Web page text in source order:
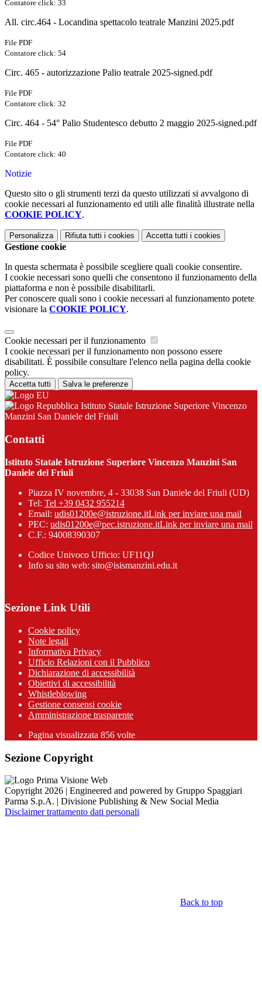
Contatore click: 33
All. circ.464 - Locandina spettacolo teatrale Manzini 2025.pdf
File PDF
Contatore click: 54
Circ. 465 - autorizzazione Palio teatrale 2025-signed.pdf
File PDF
Contatore click: 32
Circ. 464 - 54° Palio Studentesco debutto 2 maggio 2025-signed.pdf
File PDF
Contatore click: 40
Notizie
Questo sito o gli strumenti terzi da questo utilizzati si avvalgono di
cookie necessari al funzionamento ed utili alle finalità illustrate nella
COOKIE POLICY.
Personalizza Rifiuta tutti i cookies Accetta tutti i cookies
Gestione cookie
In questa schermata è possibile scegliere quali cookie consentire.
I cookie necessari sono quelli che consentono il funzionamento della
piattaforma e non è possibile disabilitarli.
Per conoscere quali sono i cookie necessari al funzionamento potete
visionare la COOKIE POLICY.
Cookie necessari per il funzionamento
I cookie necessari per il funzionamento non possono essere
disabilitati. È possibile consultare l'elenco nella pagina della cookie
policy.
Accetta tutti Salva le preferenze
Istituto Statale Istruzione Superiore Vincenzo
Manzini San Daniele del Friuli
Contatti
Istituto Statale Istruzione Superiore Vincenzo Manzini San
Daniele del Friuli
Piazza IV novembre, 4 - 33038 San Daniele del Friuli (UD)
Tel: Tel +39 0432 955214
Email: udis01200e@istruzione.itLink per inviare una mail
PEC: udis01200e@pec.istruzione.itLink per inviare una mail
C.F.: 94008390307
Codice Univoco Ufficio: UF11QJ
Info su sito web: sito@isismanzini.edu.it
Sezione Link Utili
Cookie policy
Note legali
Informativa Privacy
Ufficio Relazioni con il Pubblico
Dichiarazione di accessibilità
Obiettivi di accessibilità
Whistleblowing
Gestione consensi cookie
Amministrazione trasparente
Pagina visualizzata 856 volte
Sezione Copyright
Copyright 2026 | Engineered and powered by Gruppo Spaggiari
Parma S.p.A. | Divisione Publishing & New Social Media
Disclaimer trattamento dati personali
Back to top